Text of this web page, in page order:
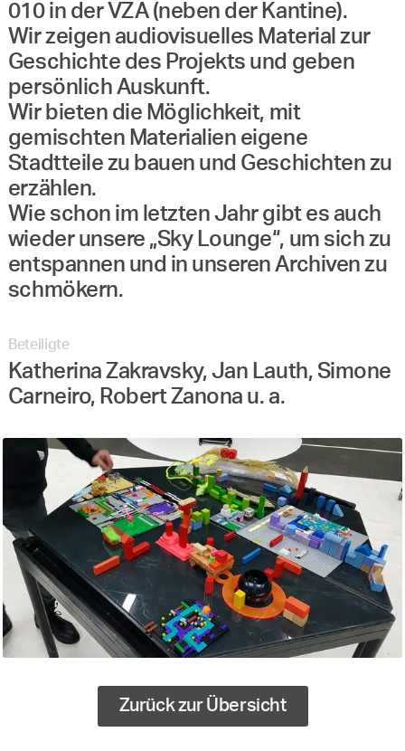
010 in der VZA (neben der Kantine).
Wir zeigen audiovisuelles Material zur
Geschichte des Projekts und geben
persönlich Auskunft.
Wir bieten die Möglichkeit, mit
gemischten Materialien eigene
Stadtteile zu bauen und Geschichten zu
erzählen.
Wie schon im letzten Jahr gibt es auch
wieder unsere „Sky Lounge“, um sich zu
entspannen und in unseren Archiven zu
schmökern.
Beteiligte
Katherina Zakravsky, Jan Lauth, Simone
Carneiro, Robert Zanona u. a.
Zurück zur Übersicht